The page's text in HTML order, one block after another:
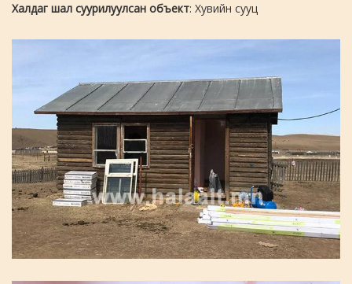
Халдаг шал суурилуулсан объект: Хувийн сууц